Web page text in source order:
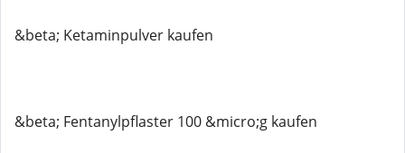
&beta; Ketaminpulver kaufen
&beta; Fentanylpflaster 100 &micro;g kaufen